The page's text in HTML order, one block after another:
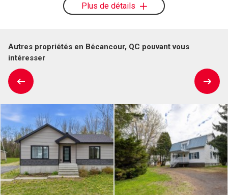
Plus de détails
Autres propriétés en Bécancour, QC pouvant vous
intéresser